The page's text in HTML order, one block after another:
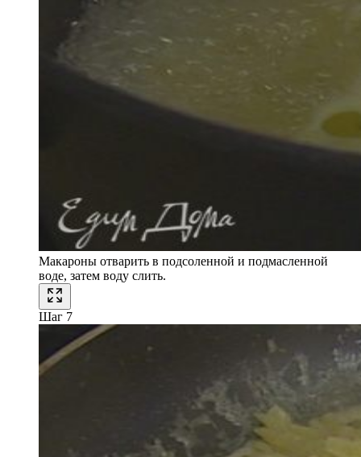
Макароны отварить в подсоленной и подмасленной
воде, затем воду слить.
Шаг 7